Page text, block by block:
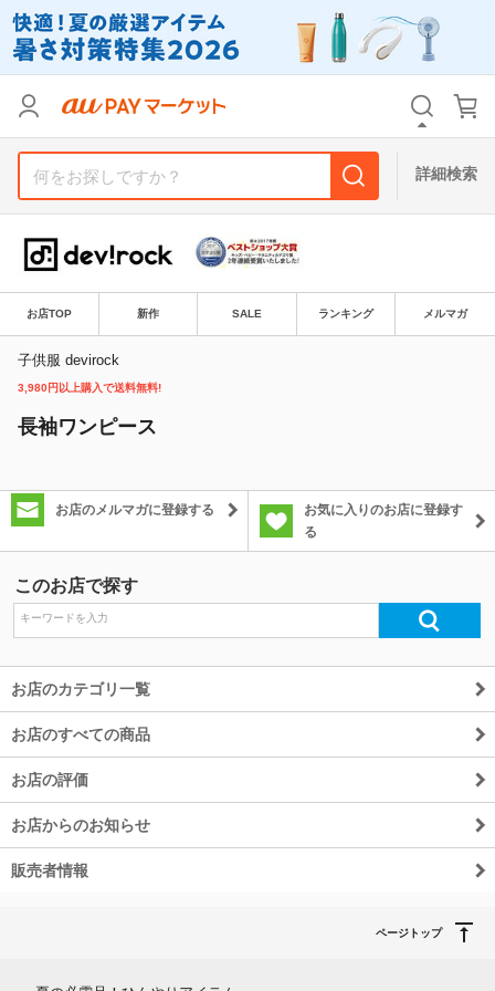
詳細検索
お店TOP 新作 SALE ランキング メルマガ
子供服 devirock
3,980円以上購入で送料無料!
長袖ワンピース
お店のメルマガに登録する
お気に入りのお店に登録す
る
このお店で探す
お店のカテゴリ一覧
お店のすべての商品
お店の評価
お店からのお知らせ
販売者情報
ページトップ
支払い方法
その他の条件
送料無料 タイムセール
Pontaパス特典対象すべて
除外ワード